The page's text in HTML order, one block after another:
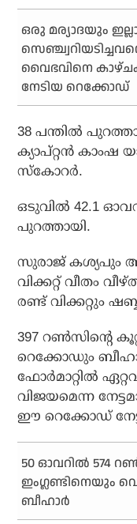
ഒരു മര്യാദയും
വൈഭവിനെ
നേടിയ റെക്കോഡ്
38 പന്തില്‍
ക്യാപ്റ്റന്‍ കാംഷ
സ്‌കോറര്‍.
ഒടുവില്‍ 42.1
പുറത്തായി.
സുരാജ് കശ്യപും
വിക്കറ്റ് വീതം
രണ്ട് വിക്കറ്റും
397 റണ്‍സിന്റെ
റെക്കോഡും
ഫോര്‍മാറ്റില്‍
വിജയമെന്ന
ഈ റെക്കോഡ്
50 ഓവറില്‍ 574
ഇംഗ്ലണ്ടിനെയും
ബീഹാര്‍